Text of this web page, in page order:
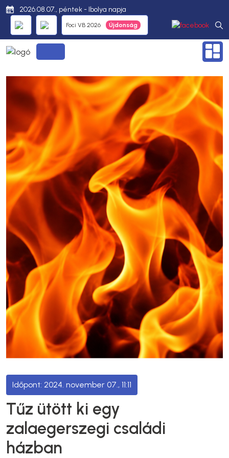
2026.08.07., péntek - Ibolya napja
Foci VB 2026
2024. november 07., 11:11
Tűz ütött ki egy
zalaegerszegi családi
házban